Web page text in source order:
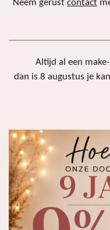
Neem gerust contact
Altijd al een
dan is 8 augustus je